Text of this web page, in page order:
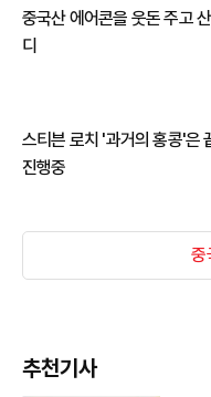
중국산 에어콘을 웃돈 주고
디
스티븐 로치 '과거의 홍콩'은
진행중
중
추천기사